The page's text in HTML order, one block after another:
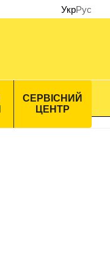
УкрРус
СЕРВІСНИЙ
ЦЕНТР